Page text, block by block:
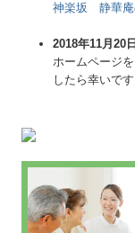
神楽坂 静華庵
2018年11月20日
ホームページ
したら幸いです